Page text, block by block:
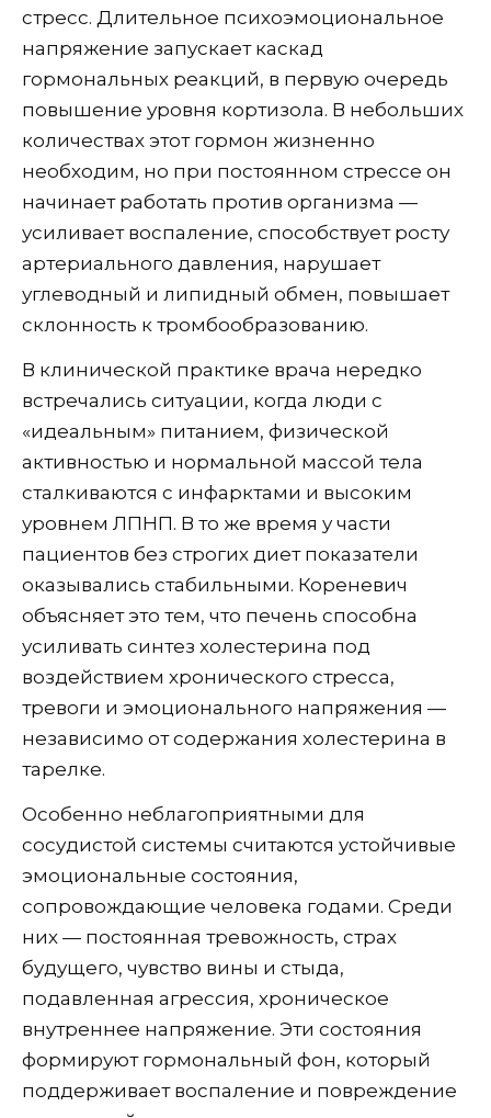
стресс. Длительное психоэмоциональное
напряжение запускает каскад
гормональных реакций, в первую очередь
повышение уровня кортизола. В небольших
количествах этот гормон жизненно
необходим, но при постоянном стрессе он
начинает работать против организма —
усиливает воспаление, способствует росту
артериального давления, нарушает
углеводный и липидный обмен, повышает
склонность к тромбообразованию.
В клинической практике врача нередко
встречались ситуации, когда люди с
«идеальным» питанием, физической
активностью и нормальной массой тела
сталкиваются с инфарктами и высоким
уровнем ЛПНП. В то же время у части
пациентов без строгих диет показатели
оказывались стабильными. Кореневич
объясняет это тем, что печень способна
усиливать синтез холестерина под
воздействием хронического стресса,
тревоги и эмоционального напряжения —
независимо от содержания холестерина в
тарелке.
Особенно неблагоприятными для
сосудистой системы считаются устойчивые
эмоциональные состояния,
сопровождающие человека годами. Среди
них — постоянная тревожность, страх
будущего, чувство вины и стыда,
подавленная агрессия, хроническое
внутреннее напряжение. Эти состояния
формируют гормональный фон, который
поддерживает воспаление и повреждение